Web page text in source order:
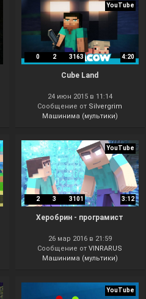
YouTube
0 2 3163 4:20
Cube Land
24 июн 2015 в 11:14
Сообщение от Silvergrim
Машинима (мультики)
YouTube
2 3 3101 3:12
Херобрин - програмист
26 мар 2016 в 21:59
Сообщение отVINRARUS
Машинима (мультики)
YouTube